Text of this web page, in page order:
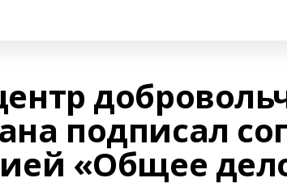
подписал
«Общее